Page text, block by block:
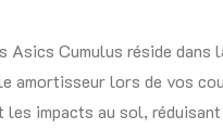
Asics Cumulus réside
amortisseur lors de vos
les impacts au sol,